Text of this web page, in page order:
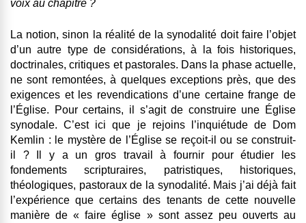
voix au chapitre ?
La notion, sinon la réalité de la synodalité doit faire l’objet
d’un autre type de considérations, à la fois historiques,
doctrinales, critiques et pastorales. Dans la phase actuelle,
ne sont remontées, à quelques exceptions près, que des
exigences et les revendications d’une certaine frange de
l’Église. Pour certains, il s’agit de construire une Église
synodale. C’est ici que je rejoins l’inquiétude de Dom
Kemlin : le mystère de l’Église se reçoit-il ou se construit-
il ? Il y a un gros travail à fournir pour étudier les
fondements scripturaires, patristiques, historiques,
théologiques, pastoraux de la synodalité. Mais j’ai déjà fait
l’expérience que certains des tenants de cette nouvelle
manière de « faire église » sont assez peu ouverts au